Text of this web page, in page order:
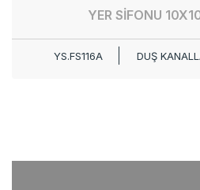
YER SİFONU
YS.FS116A DUŞ